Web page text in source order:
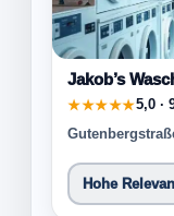
Jakob’s
★★★★★5,0 ·
Hohe